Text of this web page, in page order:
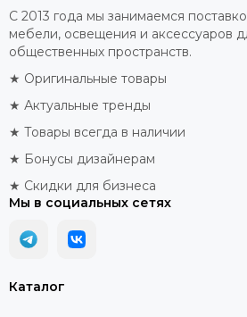
Каталог
С 2013 года мы занимаемся
мебели, освещения и аксессуаров
общественных пространств.
★ Оригинальные товары
★ Актуальные тренды
★ Товары всегда в наличии
★ Бонусы дизайнерам
★ Скидки для бизнеса
Мы в социальных сетях